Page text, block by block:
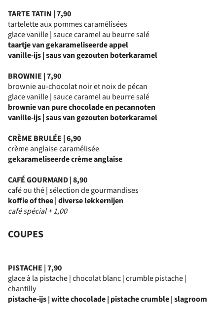
TARTE TATIN | 7,90
tartelette aux pommes caramélisées
glace vanille | sauce caramel au beurre salé
taartje van gekarameliseerde appel
vanille-ijs | saus van gezouten boterkaramel
BROWNIE | 7,90
brownie au-chocolat noir et noix de pécan
glace vanille | sauce caramel au beurre salé
brownie van pure chocolade en pecannoten
vanille-ijs | saus van gezouten boterkaramel
CRÈME BRULÉE | 6,90
crème anglaise caramélisée
gekarameliseerde crème anglaise
CAFÉ GOURMAND | 8,90
café ou thé | sélection de gourmandises
koffie of thee | diverse lekkernijen
café spécial + 1,00
COUPES
PISTACHE | 7,90
glace à la pistache | chocolat blanc | crumble pistache |
chantilly
pistache-ijs | witte chocolade | pistache crumble | slagroom